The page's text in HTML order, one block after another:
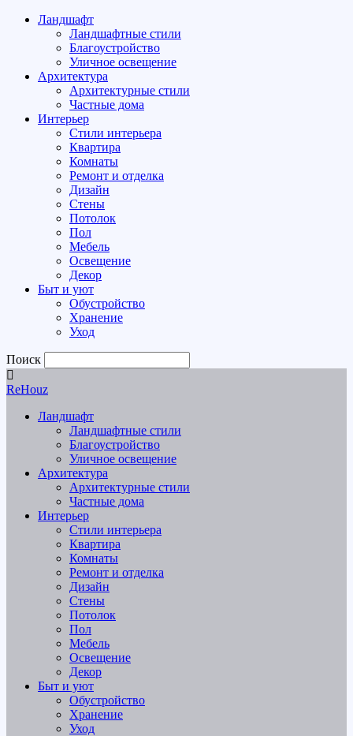
Ландшафт
Ландшафтные стили
Благоустройство
Уличное освещение
Архитектура
Архитектурные стили
Частные дома
Интерьер
Стили интерьера
Квартира
Комнаты
Ремонт и отделка
Дизайн
Стены
Потолок
Пол
Мебель
Освещение
Декор
Быт и уют
Обустройство
Хранение
Уход
Поиск
ReHouz
Ландшафт
Ландшафтные стили
Благоустройство
Уличное освещение
Архитектура
Архитектурные стили
Частные дома
Интерьер
Стили интерьера
Квартира
Комнаты
Ремонт и отделка
Дизайн
Стены
Потолок
Пол
Мебель
Освещение
Декор
Быт и уют
Обустройство
Хранение
Уход